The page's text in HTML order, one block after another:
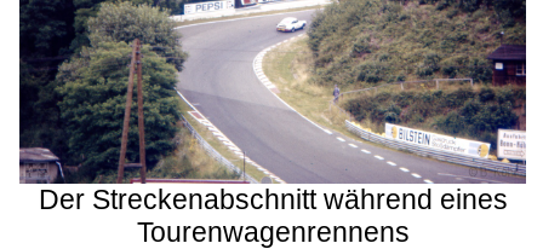
Der Streckenabschnitt während eines
Tourenwagenrennens